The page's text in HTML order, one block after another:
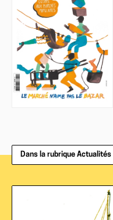
Dans la rubrique Actualités